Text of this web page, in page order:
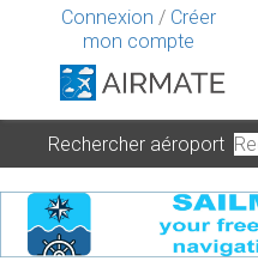
Connexion / Créer
mon compte
Rechercher aéroport